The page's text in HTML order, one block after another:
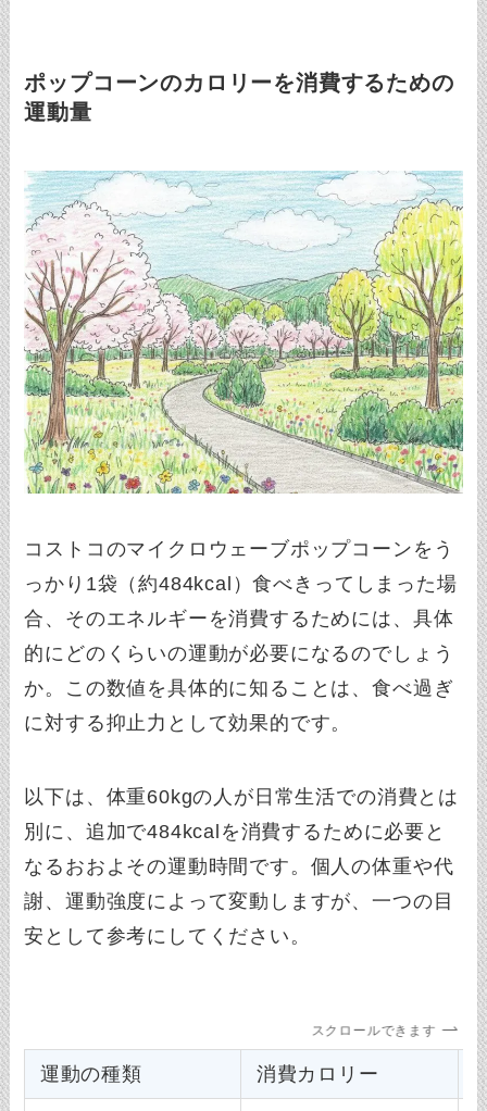
ポップコーンのカロリーを消費するための
運動量
コストコのマイクロウェーブポップコーンをう
っかり1袋（約484kcal）食べきってしまった場
合、そのエネルギーを消費するためには、具体
的にどのくらいの運動が必要になるのでしょう
か。この数値を具体的に知ることは、食べ過ぎ
に対する抑止力として効果的です。
以下は、体重60kgの人が日常生活での消費とは
別に、追加で484kcalを消費するために必要と
なるおおよその運動時間です。個人の体重や代
謝、運動強度によって変動しますが、一つの目
安として参考にしてください。
スクロールできます
運動の種類 消費カロリー